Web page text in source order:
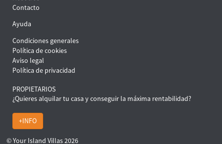
Contacto
Ayuda
Condiciones generales
Política de cookies
Aviso legal
Política de privacidad
PROPIETARIOS
¿Quieres alquilar tu casa y conseguir la máxima rentabilidad?
+INFO
© Your Island Villas 2026